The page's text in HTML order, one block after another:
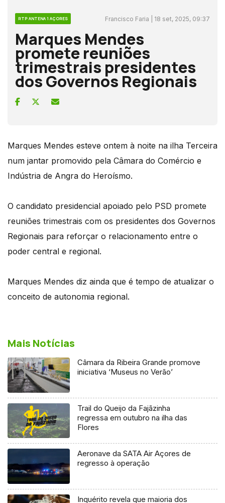
RTP ANTENA 1 AÇORES Francisco Faria | 18 set, 2025, 09:37
Marques Mendes
promete reuniões
trimestrais presidentes
dos Governos Regionais
Marques Mendes esteve ontem à noite na ilha Terceira
num jantar promovido pela Câmara do Comércio e
Indústria de Angra do Heroísmo.
O candidato presidencial apoiado pelo PSD promete
reuniões trimestrais com os presidentes dos Governos
Regionais para reforçar o relacionamento entre o
poder central e regional.
Marques Mendes diz ainda que é tempo de atualizar o
conceito de autonomia regional.
Mais Notícias
Câmara da Ribeira Grande promove
iniciativa ‘Museus no Verão’
Trail do Queijo da Fajãzinha
regressa em outubro na ilha das
Flores
Aeronave da SATA Air Açores de
regresso à operação
Inquérito revela que maioria dos